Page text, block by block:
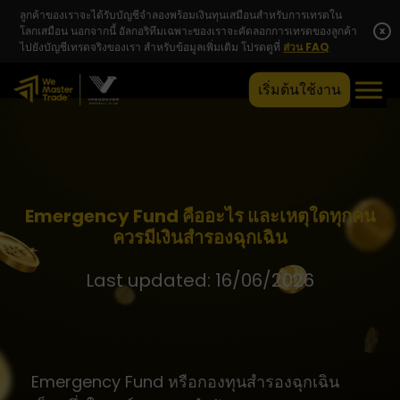
ลูกค้าของเราจะได้รับบัญชีจำลองพร้อมเงินทุนเสมือนสำหรับการเทรดใน
โลกเสมือน นอกจากนี้ อัลกอริทึมเฉพาะของเราจะคัดลอกการเทรดของลูกค้า
ไปยังบัญชีเทรดจริงของเรา สำหรับข้อมูลเพิ่มเติม โปรดดูที่ ส่วน FAQ
x
เริ่มต้นใช้งาน
Emergency Fund คืออะไร และเหตุใดทุกคน
ควรมีเงินสำรองฉุกเฉิน
Last updated: 16/06/2026
Emergency Fund หรือกองทุนสำรองฉุกเฉิน